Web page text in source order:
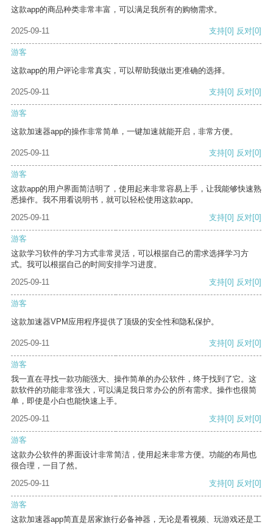
这款app的商品种类非常丰富，可以满足我所有的购物需求。
2025-09-11 支持[0] 反对[0]
游客
这款app的用户评论非常真实，可以帮助我做出更准确的选择。
2025-09-11 支持[0] 反对[0]
游客
这款加速器app的操作非常简单，一键加速就能开启，非常方便。
2025-09-11 支持[0] 反对[0]
游客
这款app的用户界面简洁明了，使用起来非常容易上手，让我能够快速熟
悉操作。我不用看说明书，就可以轻松使用这款app。
2025-09-11
支持[0] 反对[0]
游客
这款学习软件的学习方式非常灵活，可以根据自己的需求选择学习方
式。我可以根据自己的时间安排学习进度。
2025-09-11
支持[0] 反对[0]
游客
这款加速器VPM应用程序提供了顶级的安全性和隐私保护。
2025-09-11 支持[0] 反对[0]
游客
我一直在寻找一款功能强大、操作简单的办公软件，终于找到了它。这
款软件的功能非常强大，可以满足我日常办公的所有需求。操作也很简
单，即使是小白也能快速上手。
2025-09-11
支持[0] 反对[0]
游客
这款办公软件的界面设计非常简洁，使用起来非常方便。功能的布局也
很合理，一目了然。
2025-09-11
支持[0] 反对[0]
游客
这款加速器app简直是居家旅行必备神器，无论是看视频、玩游戏还是工